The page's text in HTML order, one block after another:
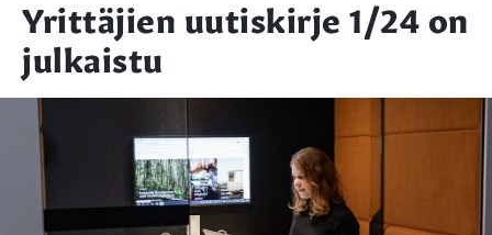
Yrittäjien uutiskirje 1/24 on
julkaistu